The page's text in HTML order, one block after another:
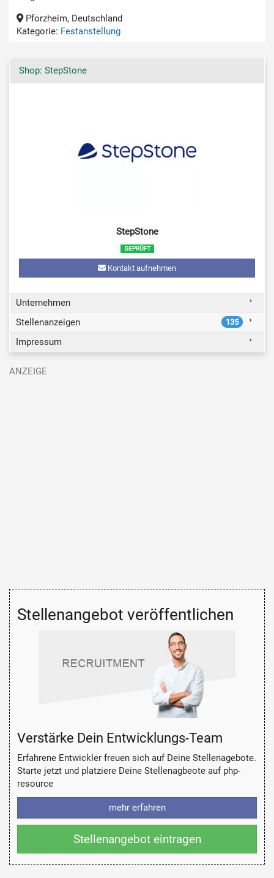
Pforzheim, Deutschland
Kategorie: Festanstellung
Shop: StepStone
StepStone
Kontakt aufnehmen
Unternehmen
Stellenanzeigen
135
Impressum
Stellenangebot veröffentlichen
Verstärke Dein Entwicklungs-Team
Erfahrene Entwickler freuen sich auf Deine Stellenagebote.
Starte jetzt und platziere Deine Stellenagbeote auf php-
resource
mehr erfahren
Stellenangebot eintragen